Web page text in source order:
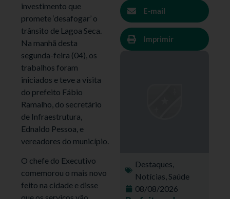
investimento que
promete ‘desafogar’ o
trânsito de Lagoa Seca.
Na manhã desta
segunda-feira (04), os
trabalhos foram
iniciados e teve a visita
do prefeito Fábio
Ramalho, do secretário
de Infraestrutura,
Ednaldo Pessoa, e
vereadores do município.
O chefe do Executivo
comemorou o mais novo
feito na cidade e disse
E-mail
Imprimir
Destaques,
Notícias,Saúde
08/08/2026